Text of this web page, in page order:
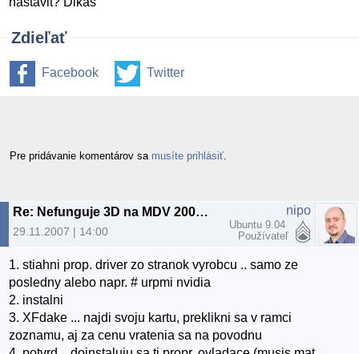
Zdieľať
Facebook Twitter
Pre pridávanie komentárov sa musíte prihlásiť
Re: Nefunguje 3D na MDV 2008 PWP
29.11.2007 | 14:00
nipo
Ubuntu 9.04
Používateľ
1. stiahni prop. driver zo stranok vyrobcu .. samo ze
posledny alebo napr. # urpmi nvidia
2. instalni
3. XFdake ... najdi svoju kartu, preklikni sa v ramci
zoznamu, aj za cenu vratenia sa na povodnu